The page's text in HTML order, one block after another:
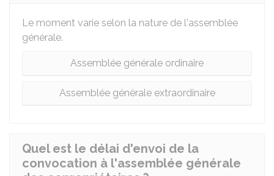
Le moment varie selon la nature de l'assemblée
générale.
Assemblée générale ordinaire
Assemblée générale extraordinaire
Quel est le délai d'envoi de la
convocation à l'assemblée générale